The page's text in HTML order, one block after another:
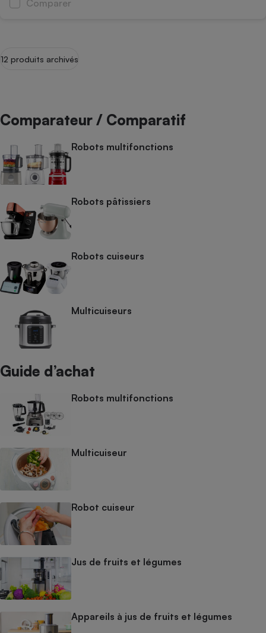
Comparer
12 produits archivés
Comparateur / Comparatif
Robots multifonctions
Robots pâtissiers
Robots cuiseurs
Multicuiseurs
Guide d’achat
Robots multifonctions
Multicuiseur
Robot cuiseur
Jus de fruits et légumes
Appareils à jus de fruits et légumes